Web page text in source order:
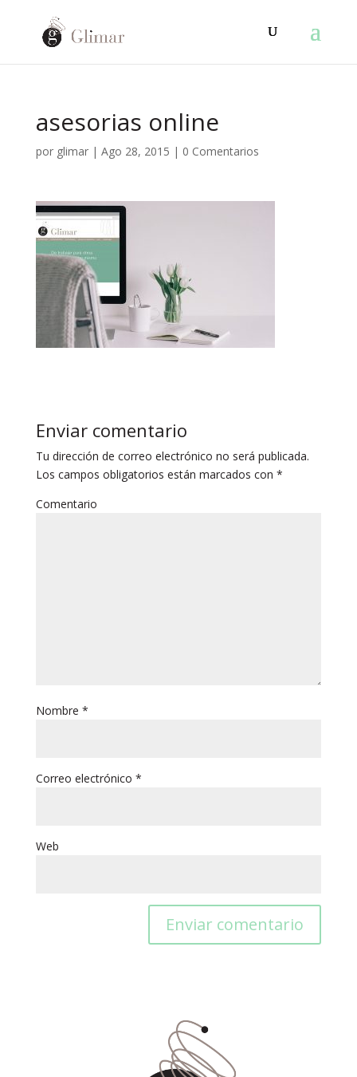
asesorias online
por glimar| Ago 28, 2015 | 0 Comentarios
Enviar comentario
Tu dirección de correo electrónico no será publicada.
Los campos obligatorios están marcados con *
Comentario
Nombre *
Correo electrónico *
Web